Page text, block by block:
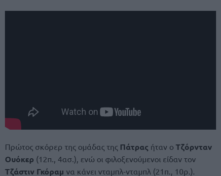
Πρώτος σκόρερ της ομάδας της Πάτρας ήταν ο Τζόρνταν
Ουόκερ (12π., 4ασ.), ενώ οι φιλοξενούμενοι είδαν τον
Τζάστιν Γκόραμ να κάνει νταμπλ-νταμπλ (21π., 10ρ.).